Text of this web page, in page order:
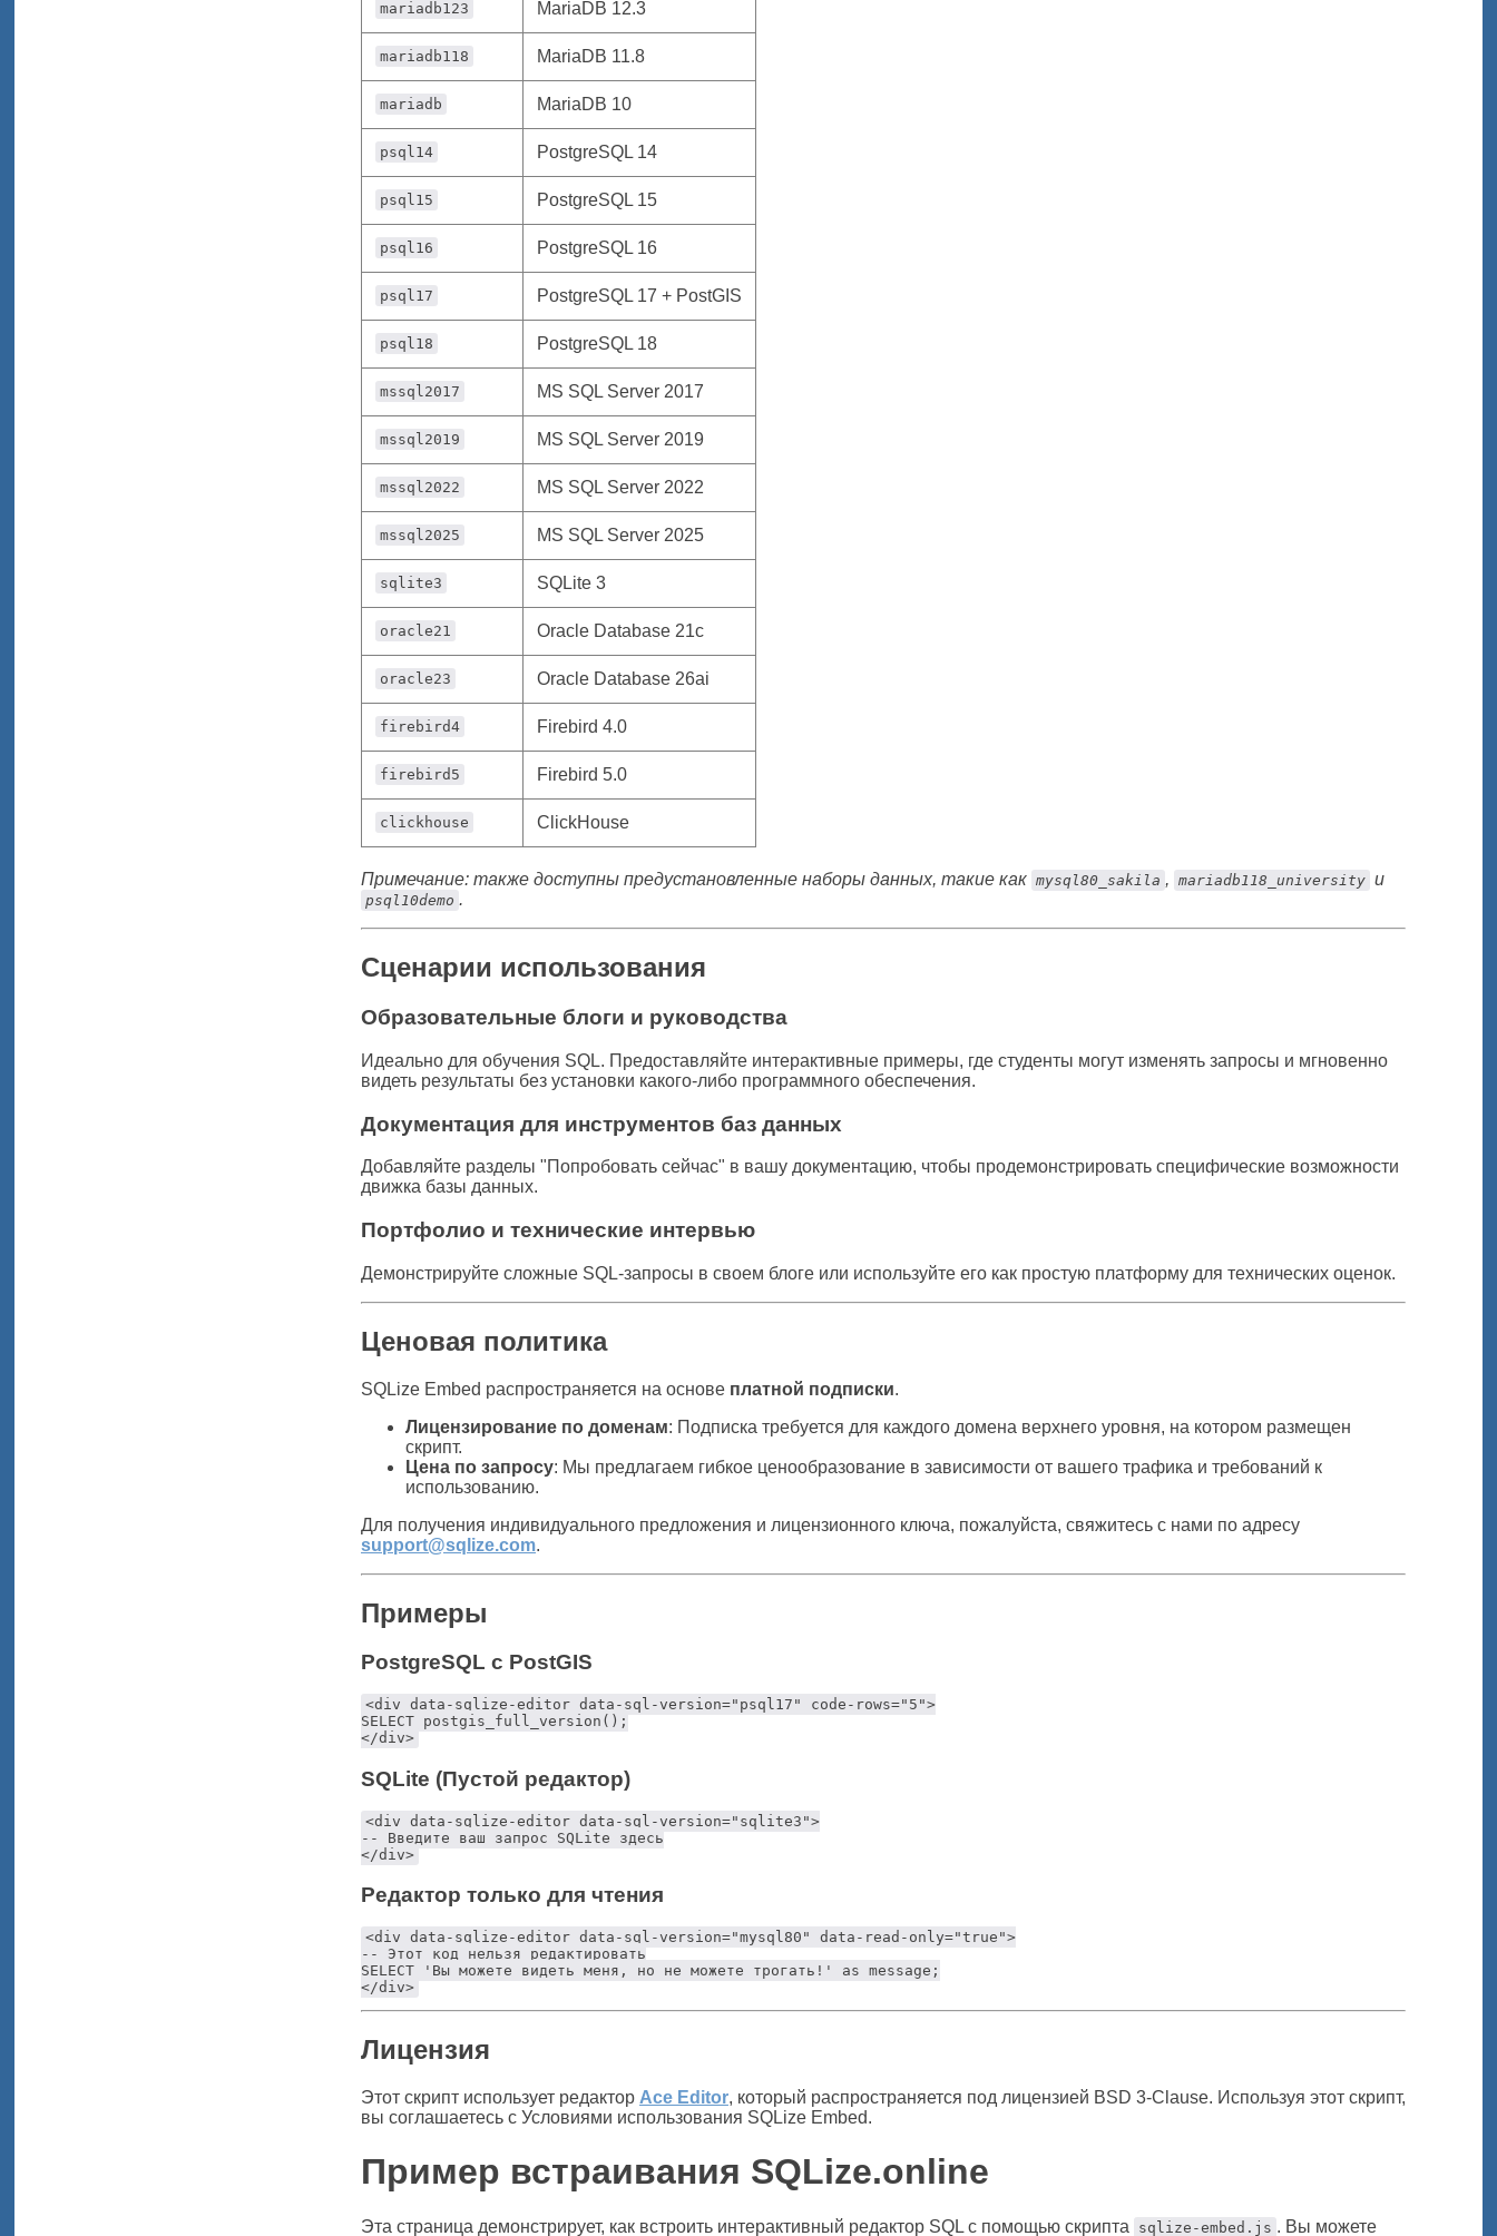
mariadb123 MariaDB 12.3
mariadb118 MariaDB 11.8
mariadb MariaDB 10
psql14 PostgreSQL 14
psql15 PostgreSQL 15
psql16 PostgreSQL 16
psql17 PostgreSQL 17 + PostGIS
psql18 PostgreSQL 18
mssql2017 MS SQL Server 2017
mssql2019 MS SQL Server 2019
mssql2022 MS SQL Server 2022
mssql2025 MS SQL Server 2025
sqlite3 SQLite 3
oracle21 Oracle Database 21c
oracle23 Oracle Database 26ai
firebird4 Firebird 4.0
firebird5 Firebird 5.0
clickhouse ClickHouse
Примечание: также доступны предустановленные наборы данных, такие как mysql80_sakila , mariadb118_university и
psql10demo .
Сценарии использования
Образовательные блоги и руководства
Идеально для обучения SQL. Предоставляйте интерактивные примеры, где студенты могут изменять запросы и мгновенно
видеть результаты без установки какого-либо программного обеспечения.
Документация для инструментов баз данных
Добавляйте разделы "Попробовать сейчас" в вашу документацию, чтобы продемонстрировать специфические возможности
движка базы данных.
Портфолио и технические интервью
Демонстрируйте сложные SQL-запросы в своем блоге или используйте его как простую платформу для технических оценок.
Ценовая политика
SQLize Embed распространяется на основе платной подписки.
Лицензирование по доменам: Подписка требуется для каждого домена верхнего уровня, на котором размещен
скрипт.
Цена по запросу: Мы предлагаем гибкое ценообразование в зависимости от вашего трафика и требований к
использованию.
Для получения индивидуального предложения и лицензионного ключа, пожалуйста, свяжитесь с нами по адресу
support@sqlize.com.
Примеры
PostgreSQL с PostGIS
<div data-sqlize-editor data-sql-version="psql17" code-rows="5">
SELECT postgis_full_version();
</div>
SQLite (Пустой редактор)
<div data-sqlize-editor data-sql-version="sqlite3">
-- Введите ваш запрос SQLite здесь
</div>
Редактор только для чтения
<div data-sqlize-editor data-sql-version="mysql80" data-read-only="true">
-- Этот код нельзя редактировать
SELECT 'Вы можете видеть меня, но не можете трогать!' as message;
</div>
Лицензия
Этот скрипт использует редактор Ace Editor, который распространяется под лицензией BSD 3-Clause. Используя этот скрипт,
вы соглашаетесь с Условиями использования SQLize Embed.
Пример встраивания SQLize.online
Эта страница демонстрирует, как встроить интерактивный редактор SQL с помощью скрипта sqlize-embed.js . Вы можете